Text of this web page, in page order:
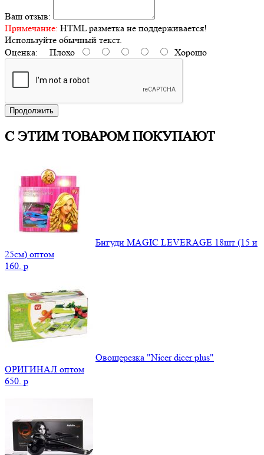
Ваш отзыв:
Примечание: HTML разметка не поддерживается!
Используйте обычный текст.
Оценка: Плохо Хорошо
Продолжить
С ЭТИМ ТОВАРОМ ПОКУПАЮТ
Бигуди MAGIC LEVERAGE 18шт (15 и
25см) оптом
160. p
Овощерезка "Nicer dicer plus"
ОРИГИНАЛ оптом
650. p